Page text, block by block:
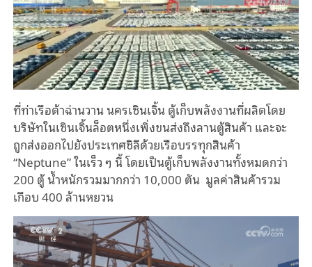
ที่ท่าเรือต้าฉ่านวาน นครเซินเจิ้น ตู้เก็บพลังงานที่ผลิตโดย
บริษัทในเซินเจิ้นล็อตหนึ่งเพิ่งขนส่งถึงลานตู้สินค้า และจะ
ถูกส่งออกไปยังประเทศชิลีด้วยเรือบรรทุกสินค้า
“Neptune” ในเร็ว ๆ นี้ โดยเป็นตู้เก็บพลังงานทั้งหมดกว่า
200 ตู้ น้ำหนักรวมมากกว่า 10,000 ตัน มูลค่าสินค้ารวม
เกือบ 400 ล้านหยวน